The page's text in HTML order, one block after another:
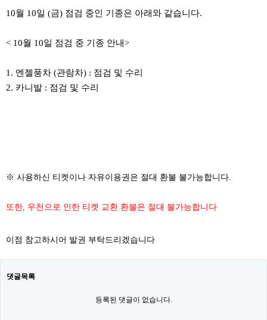
10월 10일 (금) 점검 중인 기종은 아래와 같습니다.
< 10월 10일 점검 중 기종 안내>
1. 엔젤풍차 (관람차) : 점검 및 수리
2. 카니발 : 점검 및 수리
※ 사용하신 티켓이나 자유이용권은 절대 환불 불가능합니다.
또한, 우천으로 인한 티켓 교환 환불은 절대 불가능합니다
이점 참고하시어 발권 부탁드리겠습니다
댓글목록
등록된 댓글이 없습니다.